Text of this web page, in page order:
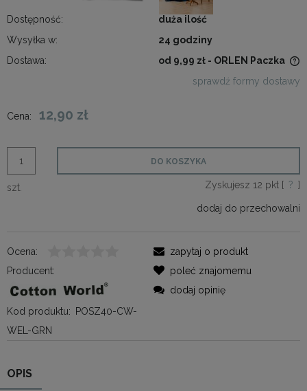
Dostępność:
duża ilość
Wysyłka w:
24 godziny
Dostawa:
od 9,99 zł - ORLEN Paczka
sprawdź formy dostawy
Cena: 12,90 zł
szt.
DO KOSZYKA
Zyskujesz 12 pkt [ ? ]
dodaj do przechowalni
Ocena:
Producent:
Kod produktu:
POSZ40-CW-
WEL-GRN
zapytaj o produkt
poleć znajomemu
dodaj opinię
OPIS